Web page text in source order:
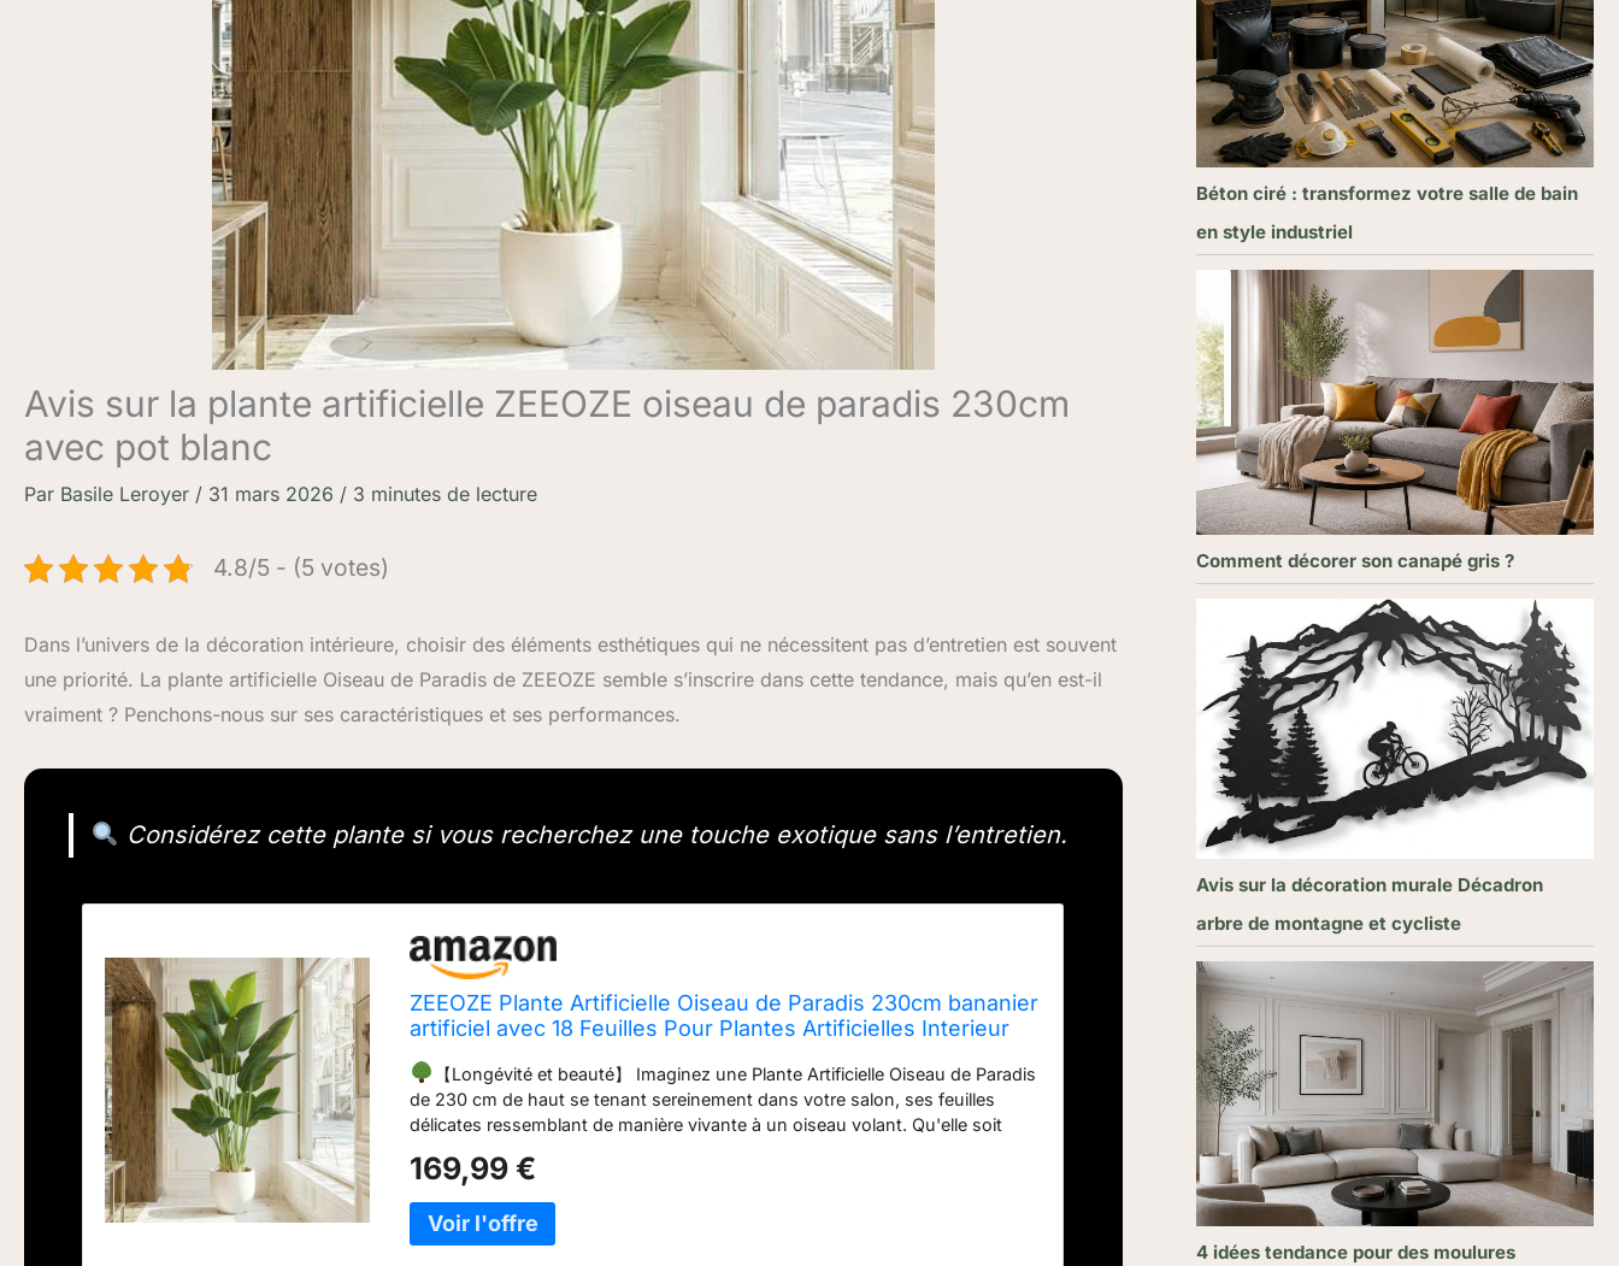
Avis sur la plante artificielle ZEEOZE oiseau de paradis 230cm
avec pot blanc
Par Basile Leroyer / 31 mars 2026 / 3 minutes de lecture
4.8/5 - (5 votes)
Dans l’univers de la décoration intérieure, choisir des éléments esthétiques qui ne nécessitent pas d’entretien est souvent
une priorité. La plante artificielle Oiseau de Paradis de ZEEOZE semble s’inscrire dans cette tendance, mais qu’en est-il
vraiment ? Penchons-nous sur ses caractéristiques et ses performances.
Considérez cette plante si vous recherchez une touche exotique sans l’entretien.
ZEEOZE Plante Artificielle Oiseau de Paradis 230cm bananier
artificiel avec 18 Feuilles Pour Plantes Artificielles Interieur
Bureau Jardin Deco
【Longévité et beauté】 Imaginez une Plante Artificielle Oiseau de Paradis
de 230 cm de haut se tenant sereinement dans votre salon, ses feuilles
délicates ressemblant de manière vivante à un oiseau volant. Qu'elle soit
deviendra instantanément un point focal visuel, donnant à la pièce un aspect
naturel vibrant. Non seulement ces grandes plantes artificielles interieur ont
une apparence réaliste, mais elles sont également faciles à entretenir, ne
nécessitant ni arrosage, ni fertilisation, ni taille.
169,99 €
Béton ciré : transformez votre salle de bain
en style industriel
Comment décorer son canapé gris ?
Avis sur la décoration murale Décadron
arbre de montagne et cycliste
4 idées tendance pour des moulures